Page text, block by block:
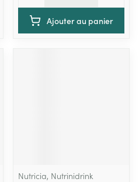
Ajouter au panier
Nutricia, Nutrinidrink